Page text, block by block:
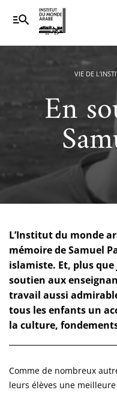
VIE DE
En
L’Institut du monde
mémoire de Samuel
islamiste. Et, plus
soutien aux
travail aussi
tous les enfants un
la culture,
Comme de nombreux
leurs élèves une